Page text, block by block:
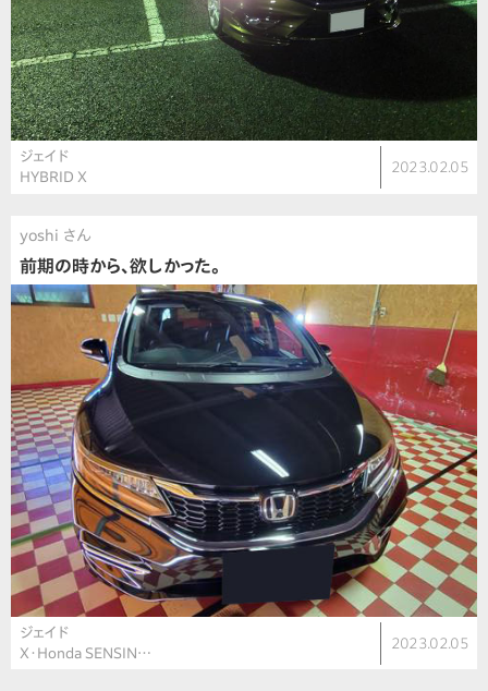
ジェイド
HYBRID X
2023.02.05
yoshi さん
前期の時から、欲しかった。
ジェイド
X・Honda SENSIN…
2023.02.05